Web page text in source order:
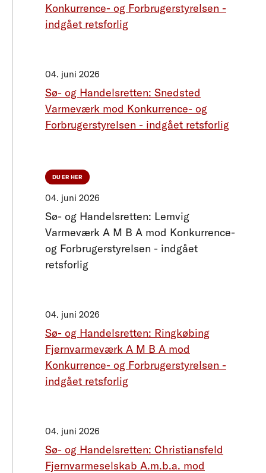
Konkurrence- og Forbrugerstyrelsen -
indgået retsforlig
04. juni 2026
Sø- og Handelsretten: Snedsted
Varmeværk mod Konkurrence- og
Forbrugerstyrelsen - indgået retsforlig
DU ER HER
04. juni 2026
Sø- og Handelsretten: Lemvig
Varmeværk A M B A mod Konkurrence-
og Forbrugerstyrelsen - indgået
retsforlig
04. juni 2026
Sø- og Handelsretten: Ringkøbing
Fjernvarmeværk A M B A mod
Konkurrence- og Forbrugerstyrelsen -
indgået retsforlig
04. juni 2026
Sø- og Handelsretten: Christiansfeld
Fjernvarmeselskab A.m.b.a. mod